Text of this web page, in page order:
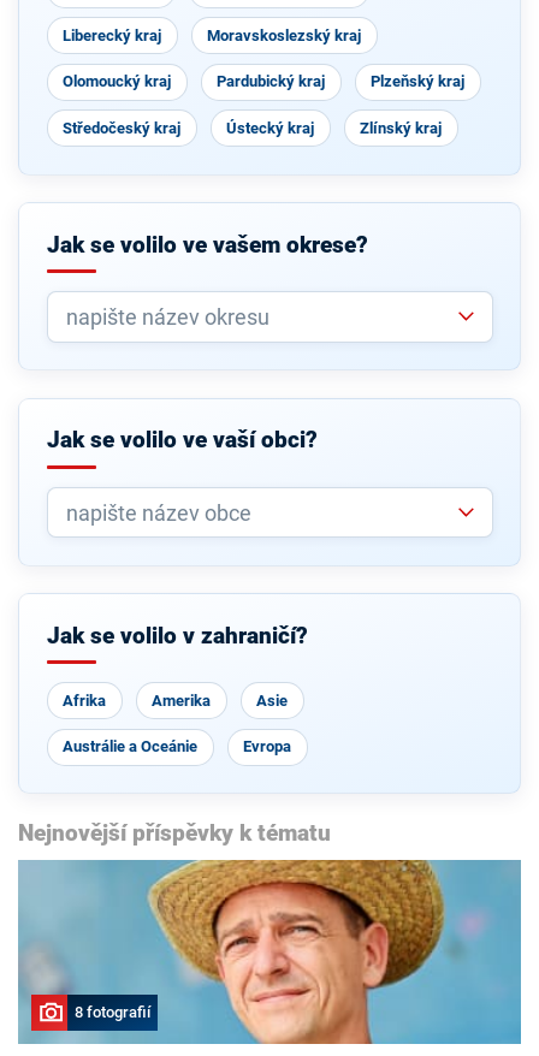
Liberecký kraj Moravskoslezský kraj
Olomoucký kraj Pardubický kraj Plzeňský kraj
Středočeský kraj Ústecký kraj Zlínský kraj
Jak se volilo ve vašem okrese?
Jak se volilo ve vaší obci?
Jak se volilo v zahraničí?
Afrika Amerika Asie
Austrálie a Oceánie Evropa
Nejnovější příspěvky k tématu
8 fotografií